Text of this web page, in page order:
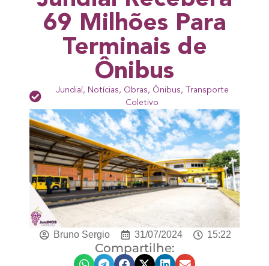
69 Milhões Para
Terminais de
Ônibus
Jundiaí, Notícias, Obras, Ônibus,
Transporte
Coletivo
Bruno Sergio 31/07/2024 15:22
Compartilhe: